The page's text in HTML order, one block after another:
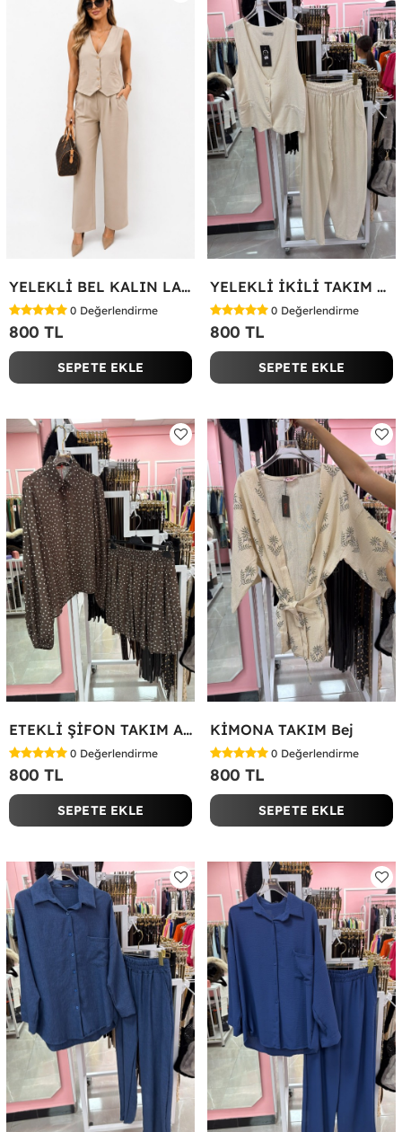
YELEKLİ BEL KALIN LASTİK İKİLİ TAKIM Bej
0 Değerlendirme
800 TL
SEPETE EKLE
YELEKLİ İKİLİ TAKIM Bej
0 Değerlendirme
800 TL
SEPETE EKLE
ETEKLİ ŞİFON TAKIM Acı Kahve
0 Değerlendirme
800 TL
SEPETE EKLE
KİMONA TAKIM Bej
0 Değerlendirme
800 TL
SEPETE EKLE